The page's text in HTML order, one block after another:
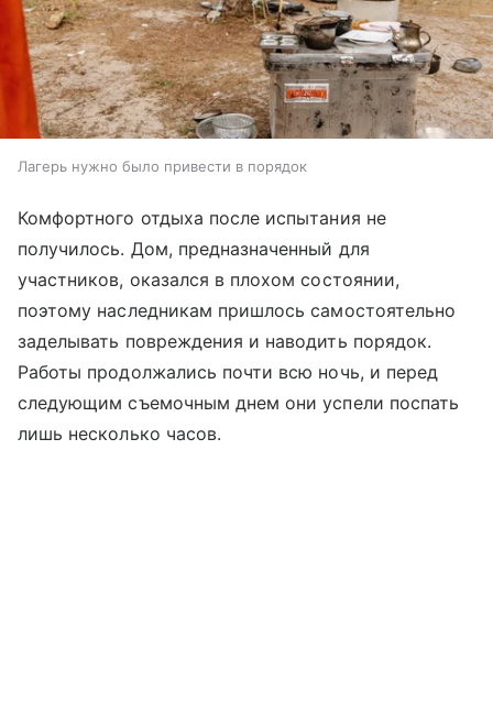
Лагерь нужно было привести в порядок
Комфортного отдыха после испытания не
получилось. Дом, предназначенный для
участников, оказался в плохом состоянии,
поэтому наследникам пришлось самостоятельно
заделывать повреждения и наводить порядок.
Работы продолжались почти всю ночь, и перед
следующим съемочным днем они успели поспать
лишь несколько часов.